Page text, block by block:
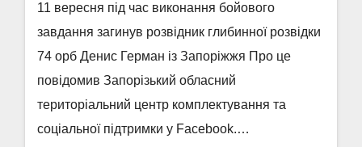
11 вересня під час виконання бойового
завдання загинув розвідник глибинної розвідки
74 орб Денис Герман із Запоріжжя Про це
повідомив Запорізький обласний
територіальний центр комплектування та
соціальної підтримки у Facebook.…